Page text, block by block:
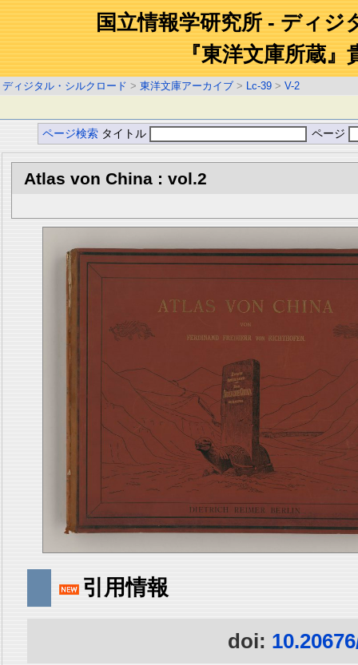
国立情報学研究所 - ディジ
『東洋文庫所蔵』
ディジタル・シルクロード > 東洋文庫アーカイブ > Lc-39 > V-2
ページ検索 タイトル ページ
Atlas von China : vol.2
引用情報
doi: